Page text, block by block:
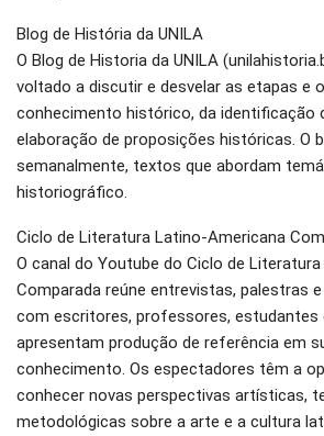
Blog de História da UNILA
O Blog de Historia da UNILA
voltado a discutir e desvelar as etapas e
conhecimento histórico, da identificação
elaboração de proposições históricas. O
semanalmente, textos que abordam
historiográfico.
Ciclo de Literatura Latino-Americana
O canal do Youtube do Ciclo de
Comparada reúne entrevistas, palestras
com escritores, professores, estudantes
apresentam produção de referência em
conhecimento. Os espectadores têm a
conhecer novas perspectivas artísticas,
metodológicas sobre a arte e a cultura